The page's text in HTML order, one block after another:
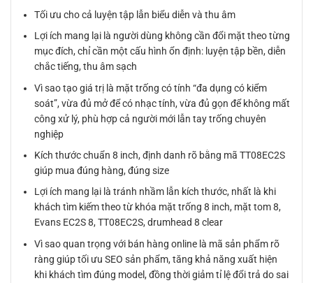
Tối ưu cho cả luyện tập lẫn biểu diễn và thu âm
Lợi ích mang lại là người dùng không cần đổi mặt theo từng
mục đích, chỉ cần một cấu hình ổn định: luyện tập bền, diễn
chắc tiếng, thu âm sạch
Vì sao tạo giá trị là mặt trống có tính “đa dụng có kiểm
soát”, vừa đủ mở để có nhạc tính, vừa đủ gọn để không mất
công xử lý, phù hợp cả người mới lẫn tay trống chuyên
nghiệp
Kích thước chuẩn 8 inch, định danh rõ bằng mã TT08EC2S
giúp mua đúng hàng, đúng size
Lợi ích mang lại là tránh nhầm lẫn kích thước, nhất là khi
khách tìm kiếm theo từ khóa mặt trống 8 inch, mặt tom 8,
Evans EC2S 8, TT08EC2S, drumhead 8 clear
Vì sao quan trọng với bán hàng online là mã sản phẩm rõ
ràng giúp tối ưu SEO sản phẩm, tăng khả năng xuất hiện
khi khách tìm đúng model, đồng thời giảm tỉ lệ đổi trả do sai